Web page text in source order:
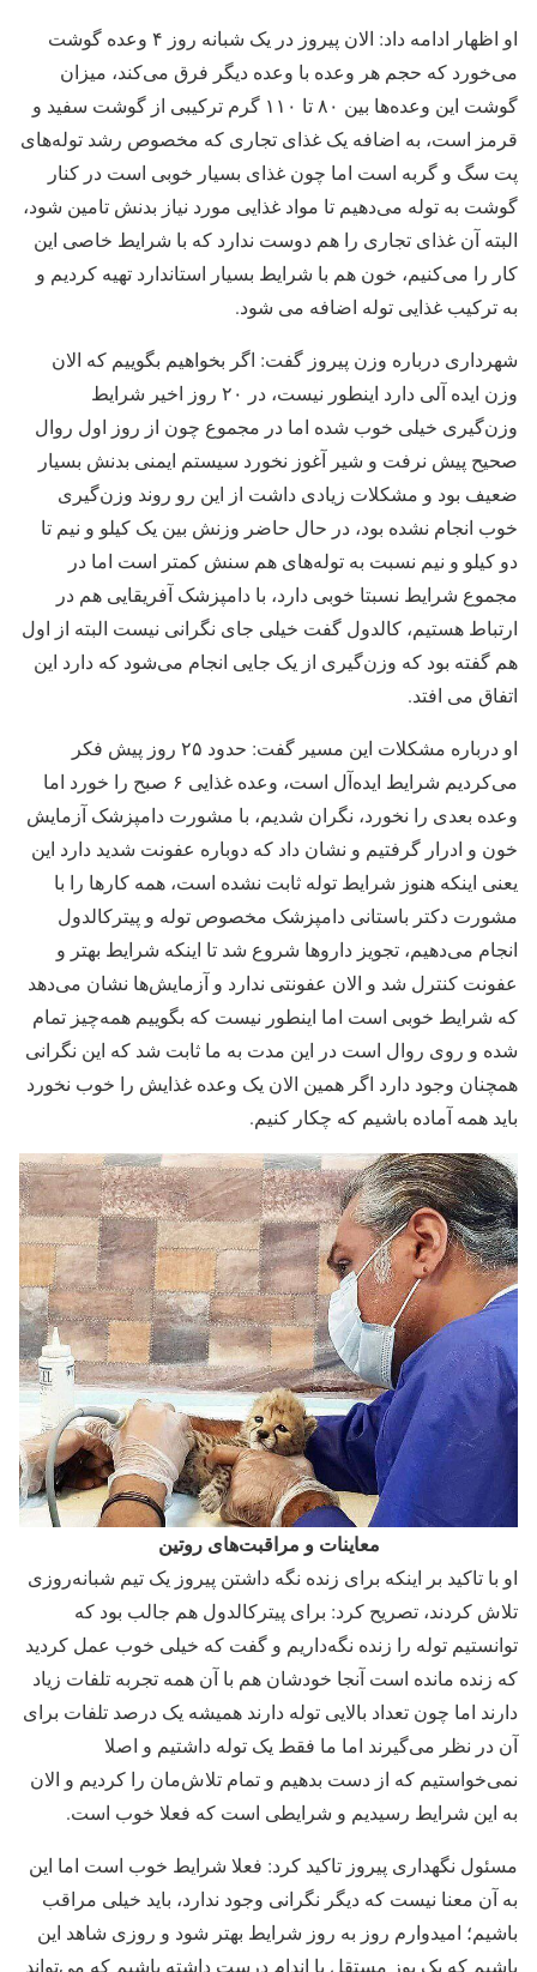
او اظهار ادامه داد: الان پیروز در یک شبانه روز ۴ وعده گوشت
می‌خورد که حجم هر وعده با وعده دیگر فرق می‌کند، میزان
گوشت این وعده‌ها بین ۸۰ تا ۱۱۰ گرم ترکیبی از گوشت سفید و
قرمز است، به اضافه یک غذای تجاری که مخصوص رشد توله‌های
پت سگ و گربه است اما چون غذای بسیار خوبی است در کنار
گوشت به توله می‌دهیم تا مواد غذایی مورد نیاز بدنش تامین شود،
البته آن غذای تجاری را هم دوست ندارد که با شرایط خاصی این
کار را می‌کنیم، خون هم با شرایط بسیار استاندارد تهیه کردیم و
به ترکیب غذایی توله اضافه می شود.
شهرداری درباره وزن پیروز گفت: اگر بخواهیم بگوییم که الان
وزن ایده آلی دارد اینطور نیست، در ۲۰ روز اخیر شرایط
وزن‌گیری خیلی خوب شده اما در مجموع چون از روز اول روال
صحیح پیش نرفت و شیر آغوز نخورد سیستم ایمنی بدنش بسیار
ضعیف بود و مشکلات زیادی داشت از این رو روند وزن‌گیری
خوب انجام نشده بود، در حال حاضر وزنش بین یک کیلو و نیم تا
دو کیلو و نیم نسبت به توله‌های هم سنش کمتر است اما در
مجموع شرایط نسبتا خوبی دارد، با دامپزشک آفریقایی هم در
ارتباط هستیم، کالدول گفت خیلی جای نگرانی نیست البته از اول
هم گفته بود که وزن‌گیری از یک جایی انجام می‌شود که دارد این
اتفاق می افتد.
او درباره مشکلات این مسیر گفت: حدود ۲۵ روز پیش فکر
می‌کردیم شرایط ایده‌آل است، وعده غذایی ۶ صبح را خورد اما
وعده بعدی را نخورد، نگران شدیم، با مشورت دامپزشک آزمایش
خون و ادرار گرفتیم و نشان داد که دوباره عفونت شدید دارد این
یعنی اینکه هنوز شرایط توله ثابت نشده است، همه کارها را با
مشورت دکتر باستانی دامپزشک مخصوص توله و پیترکالدول
انجام می‌دهیم، تجویز داروها شروع شد تا اینکه شرایط بهتر و
عفونت کنترل شد و الان عفونتی ندارد و آزمایش‌ها نشان می‌دهد
که شرایط خوبی است اما اینطور نیست که بگوییم همه‌چیز تمام
شده و روی روال است در این مدت به ما ثابت شد که این نگرانی
همچنان وجود دارد اگر همین الان یک وعده غذایش را خوب نخورد
باید همه آماده باشیم که چکار کنیم.
معاینات و مراقبت‌های روتین
او با تاکید بر اینکه برای زنده نگه داشتن پیروز یک تیم شبانه‌روزی
تلاش کردند، تصریح کرد: برای پیترکالدول هم جالب بود که
توانستیم توله را زنده نگه‌داریم و گفت که خیلی خوب عمل کردید
که زنده مانده است آنجا خودشان هم با آن همه تجربه تلفات زیاد
دارند اما چون تعداد بالایی توله دارند همیشه یک درصد تلفات برای
آن در نظر می‌گیرند اما ما فقط یک توله داشتیم و اصلا
نمی‌خواستیم که از دست بدهیم و تمام تلاش‌مان را کردیم و الان
به این شرایط رسیدیم و شرایطی است که فعلا خوب است.
مسئول نگهداری پیروز تاکید کرد: فعلا شرایط خوب است اما این
به آن معنا نیست که دیگر نگرانی وجود ندارد، باید خیلی مراقب
باشیم؛ امیدوارم روز به روز شرایط بهتر شود و روزی شاهد این
باشیم که یک یوز مستقل با اندام درست داشته باشیم که می‌تواند